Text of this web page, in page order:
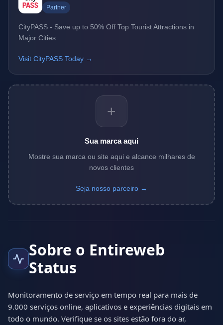
Partner
CityPASS - Save up to 50% Off Top Tourist Attractions in
Major Cities
Visit CityPASS Today →
+
Sua marca aqui
Mostre sua marca ou site aqui e alcance milhares de
novos clientes
Seja nosso parceiro →
Sobre o Entireweb
Status
Monitoramento de serviço em tempo real para mais de
9.000 serviços online, aplicativos e experiências digitais em
todo o mundo. Verifique se os sites estão fora do ar,